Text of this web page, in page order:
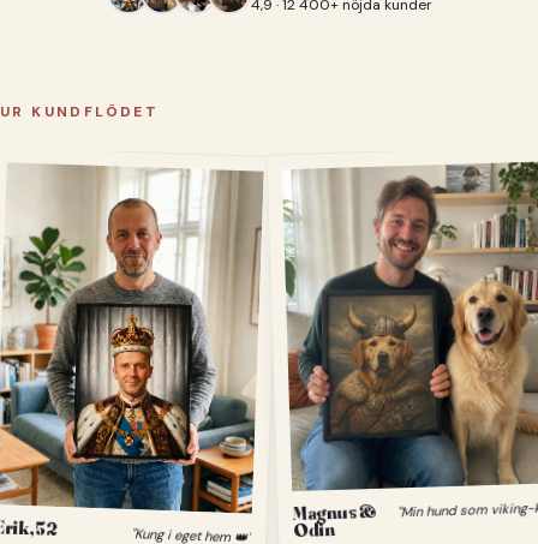
4,9 · 12 400+ nöjda kunder
UR KUNDFLÖDET
52 "Kung i eget hem 👑"
Magnus &
Odin